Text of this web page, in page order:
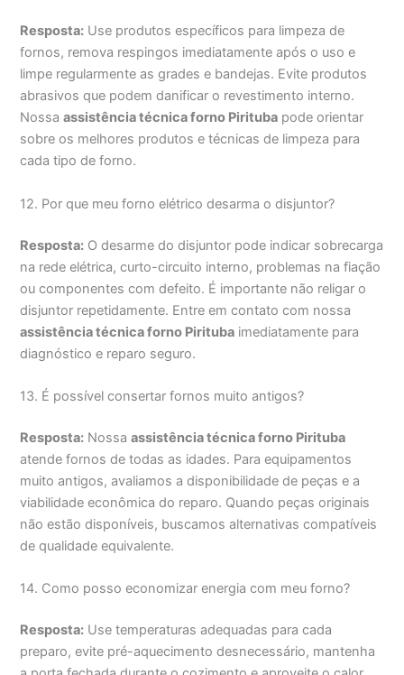
Resposta: Use produtos específicos para limpeza de
fornos, remova respingos imediatamente após o uso e
limpe regularmente as grades e bandejas. Evite produtos
abrasivos que podem danificar o revestimento interno.
Nossaassistência técnica forno Pirituba pode orientar
sobre os melhores produtos e técnicas de limpeza para
cada tipo de forno.
12. Por que meu forno elétrico desarma o disjuntor?
Resposta: O desarme do disjuntor pode indicar sobrecarga
na rede elétrica, curto-circuito interno, problemas na fiação
ou componentes com defeito. É importante não religar o
disjuntor repetidamente. Entre em contato com nossa
assistência técnica forno Pirituba imediatamente para
diagnóstico e reparo seguro.
13. É possível consertar fornos muito antigos?
Resposta: Nossaassistência técnica forno Pirituba
atende fornos de todas as idades. Para equipamentos
muito antigos, avaliamos a disponibilidade de peças e a
viabilidade econômica do reparo. Quando peças originais
não estão disponíveis, buscamos alternativas compatíveis
de qualidade equivalente.
14. Como posso economizar energia com meu forno?
Resposta: Use temperaturas adequadas para cada
preparo, evite pré-aquecimento desnecessário, mantenha